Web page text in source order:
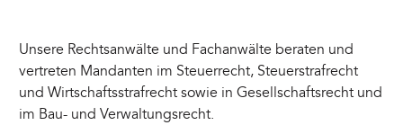
Unsere Rechtsanwälte und Fachanwälte beraten und
vertreten Mandanten im Steuerrecht, Steuerstrafrecht
und Wirtschaftsstrafrecht sowie in Gesellschaftsrecht und
im Bau- und Verwaltungsrecht.